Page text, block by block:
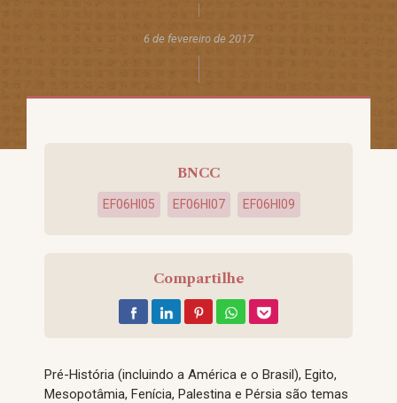
6 de fevereiro de 2017
BNCC
EF06HI05 EF06HI07 EF06HI09
Compartilhe
Pré-História (incluindo a América e o Brasil), Egito,
Mesopotâmia, Fenícia, Palestina e Pérsia são temas